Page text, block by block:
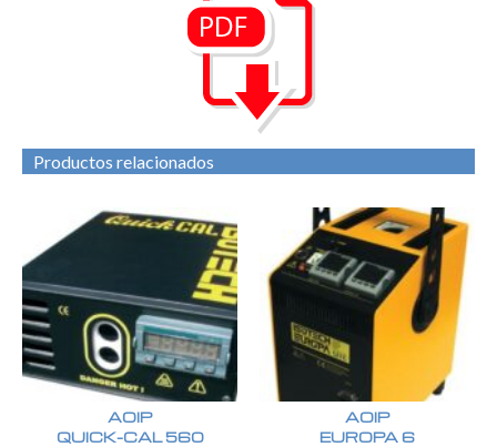
Productos relacionados
AOIP
QUICK-CAL 560
AOIP
EUROPA 6